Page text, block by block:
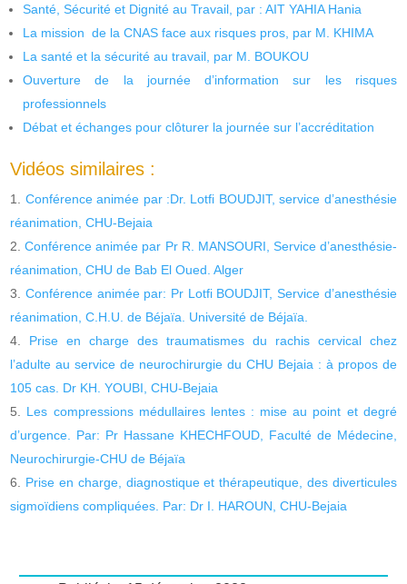
Santé, Sécurité et Dignité au Travail, par : AIT YAHIA Hania
La mission de la CNAS face aux risques pros, par M. KHIMA
La santé et la sécurité au travail, par M. BOUKOU
Ouverture de la journée d’information sur les risques
professionnels
Débat et échanges pour clôturer la journée sur l’accréditation
Vidéos similaires :
Conférence animée par :Dr. Lotfi BOUDJIT, service d’anesthésie
réanimation, CHU-Bejaia
Conférence animée par Pr R. MANSOURI, Service d’anesthésie-
réanimation, CHU de Bab El Oued. Alger
Conférence animée par: Pr Lotfi BOUDJIT, Service d’anesthésie
réanimation, C.H.U. de Béjaïa. Université de Béjaïa.
Prise en charge des traumatismes du rachis cervical chez
l’adulte au service de neurochirurgie du CHU Bejaia : à propos de
105 cas. Dr KH. YOUBI, CHU-Bejaia
Les compressions médullaires lentes : mise au point et degré
d’urgence. Par: Pr Hassane KHECHFOUD, Faculté de Médecine,
Neurochirurgie-CHU de Béjaïa
Prise en charge, diagnostique et thérapeutique, des diverticules
sigmoïdiens compliquées. Par: Dr I. HAROUN, CHU-Bejaia